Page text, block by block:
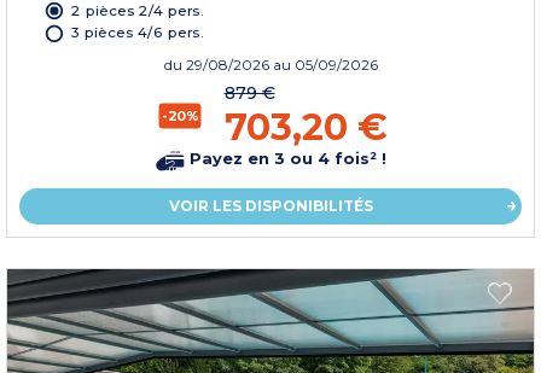
2 pièces 2/4 pers.
3 pièces 4/6 pers.
du 29/08/2026 au 05/09/2026
-20%
879 €
703,20 €
Payez en 3 ou 4 fois² !
VOIR LES DISPONIBILITÉS